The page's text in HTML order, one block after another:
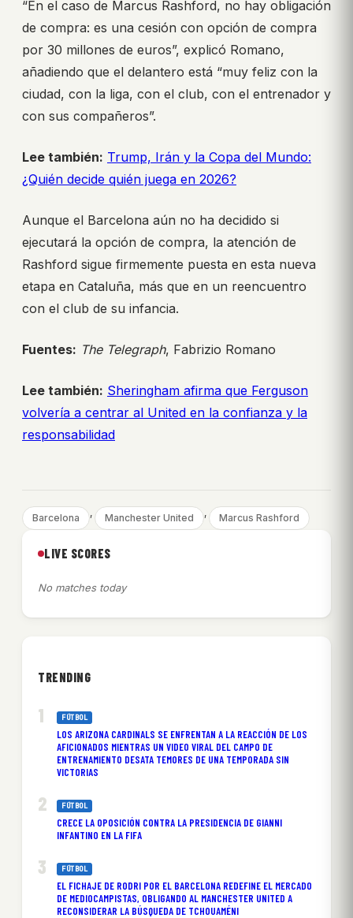
“En el caso de Marcus Rashford, no hay obligación
de compra: es una cesión con opción de compra
por 30 millones de euros”, explicó Romano,
añadiendo que el delantero está “muy feliz con la
ciudad, con la liga, con el club, con el entrenador y
con sus compañeros”.
Lee también: Trump, Irán y la Copa del Mundo:
¿Quién decide quién juega en 2026?
Aunque el Barcelona aún no ha decidido si
ejecutará la opción de compra, la atención de
Rashford sigue firmemente puesta en esta nueva
etapa en Cataluña, más que en un reencuentro
con el club de su infancia.
Fuentes: The Telegraph, Fabrizio Romano
Lee también: Sheringham afirma que Ferguson
volvería a centrar al United en la confianza y la
responsabilidad
Barcelona , Manchester United , Marcus Rashford
LIVE SCORES
No matches today
TRENDING
FÚTBOL
LOS ARIZONA CARDINALS SE ENFRENTAN A LA REACCIÓN DE LOS
AFICIONADOS MIENTRAS UN VIDEO VIRAL DEL CAMPO DE
ENTRENAMIENTO DESATA TEMORES DE UNA TEMPORADA SIN
VICTORIAS
FÚTBOL
CRECE LA OPOSICIÓN CONTRA LA PRESIDENCIA DE GIANNI
INFANTINO EN LA FIFA
FÚTBOL
EL FICHAJE DE RODRI POR EL BARCELONA REDEFINE EL MERCADO
DE MEDIOCAMPISTAS, OBLIGANDO AL MANCHESTER UNITED A
RECONSIDERAR LA BÚSQUEDA DE TCHOUAMÉNI